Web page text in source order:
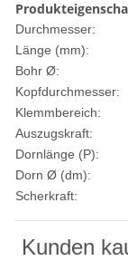
Durchmesser:
Länge (mm):
Bohr Ø:
Kopfdurchmesser:
Klemmbereich:
Auszugskraft:
Dornlänge (P):
Dorn Ø (dm):
Scherkraft:
Kunden